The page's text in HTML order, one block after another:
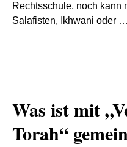
Rechtsschule, noch kann
Salafisten, Ikhwani oder …
Was ist mit
Torah“